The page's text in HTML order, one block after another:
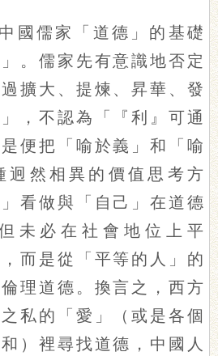
國儒家「道德」的基礎
。儒家先有意識地否定
過擴大、提煉、昇華、發
，不認為「『利』可通
便把「喻於義」和「喻
迥然相異的價值思考方
看做與「自己」在道德
未必在社會地位上平
而是從「平等的人」的
理道德。換言之，西方
私的「愛」（或是各個
）裡尋找道德，中國人